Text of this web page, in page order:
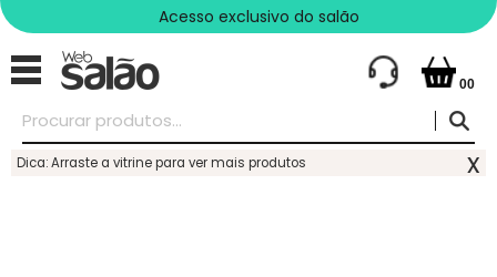
Acesso exclusivo do salão
00
Dica: Arraste a vitrine para ver mais produtos x